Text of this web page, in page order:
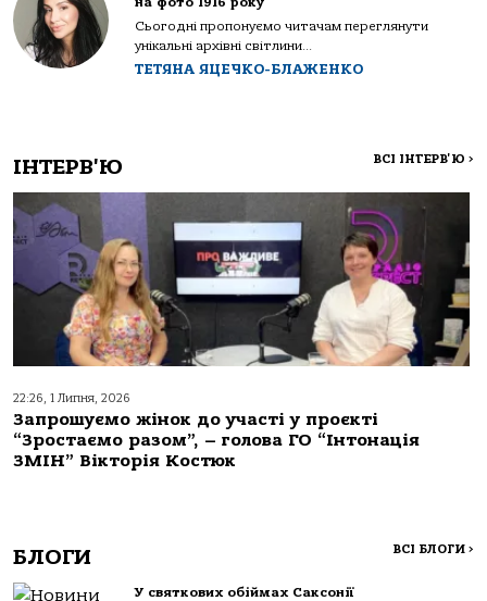
Сьогодні пропонуємо читачам переглянути
унікальні архівні світлини...
ТЕТЯНА ЯЦЕЧКО-БЛАЖЕНКО
ІНТЕРВ'Ю ВСІ ІНТЕРВ'Ю >
22:26, 1 Липня, 2026
Запрошуємо жінок до участі у проєкті
“Зростаємо разом”, – голова ГО “Інтонація
ЗМІН” Вікторія Костюк
БЛОГИ ВСІ БЛОГИ >
У святкових обіймах Саксонії